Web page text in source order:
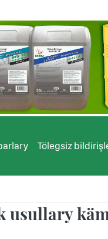
Tölegsiz
usullary